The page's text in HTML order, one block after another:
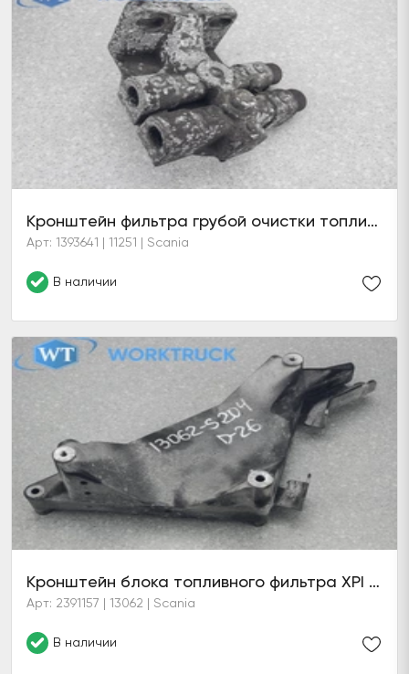
Кронштейн фильтра грубой очистки топлива
Арт: 1393641 | 11251 | Scania
В наличии
Кронштейн блока топливного фильтра XPI DC09/13 Euro6
Арт: 2391157 | 13062 | Scania
В наличии